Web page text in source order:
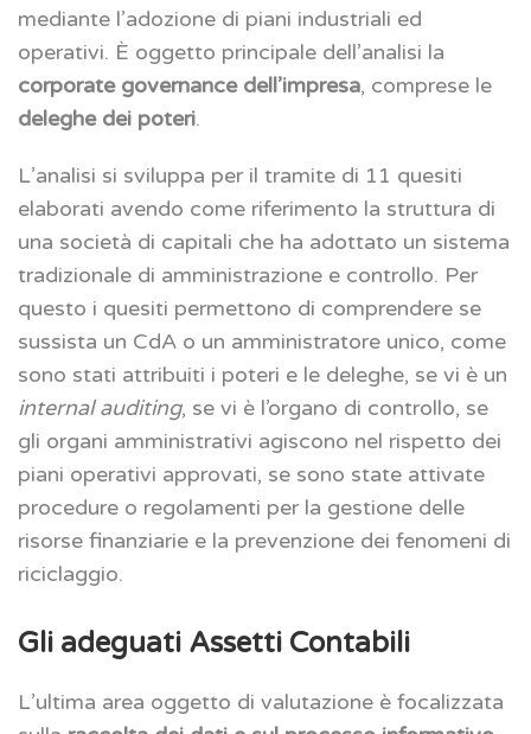
mediante l’adozione di piani industriali ed
operativi. È oggetto principale dell’analisi la
corporate governance dell’impresa, comprese le
deleghe dei poteri.
L’analisi si sviluppa per il tramite di 11 quesiti
elaborati avendo come riferimento la struttura di
una società di capitali che ha adottato un sistema
tradizionale di amministrazione e controllo. Per
questo i quesiti permettono di comprendere se
sussista un CdA o un amministratore unico, come
sono stati attribuiti i poteri e le deleghe, se vi è un
internal auditing, se vi è l’organo di controllo, se
gli organi amministrativi agiscono nel rispetto dei
piani operativi approvati, se sono state attivate
procedure o regolamenti per la gestione delle
risorse finanziarie e la prevenzione dei fenomeni di
riciclaggio.
Gli adeguati Assetti Contabili
L’ultima area oggetto di valutazione è focalizzata